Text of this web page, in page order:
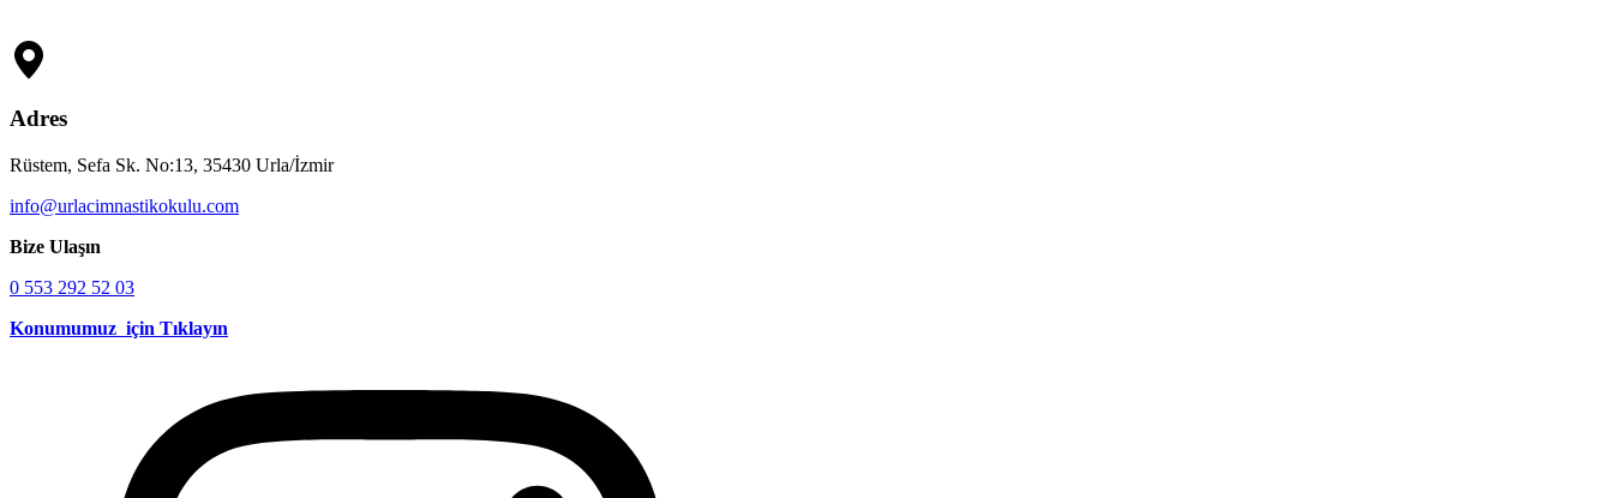
Adres
Rüstem, Sefa Sk. No:13, 35430 Urla/İzmir
info@urlacimnastikokulu.com
Bize Ulaşın
0 553 292 52 03
Konumumuz için Tıklayın